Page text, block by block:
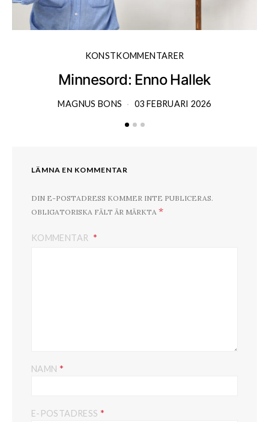
KONSTKOMMENTARER
Minnesord: Enno Hallek
MAGNUS BONS 03 FEBRUARI 2026
LÄMNA EN KOMMENTAR
DIN E-POSTADRESS KOMMER INTE PUBLICERAS.
OBLIGATORISKA FÄLT ÄR MÄRKTA *
KOMMENTAR
NAMN *
E-POSTADRESS *